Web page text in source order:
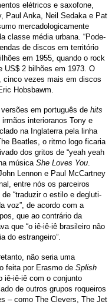
elétricos e saxofone,
Paul Anka, Neil Sedaka e Pat
mercadologicamente
classe média urbana. “Pode-
de discos em território
em 1955, quando o rock
US$ 2 bilhões em 1973. O
cinco vezes mais em discos
Hobsbawm.
em português de hits
interioranos Tony e
na Inglaterra pela linha
Beatles, o ritmo logo ficaria
dos gritos de “yeah yeah
música She Loves You.
Lennon e Paul McCartney
entre nós os parceiros
“traduzir o estilo e degluti-
voz”, de acordo com a
que ao contrário da
que “o iê-iê-iê brasileiro não
do estrangeiro”.
não seria uma
feita por Erasmo de Splish
iê-iê-iê com o conjunto
de outros grupos roqueiros
– como The Clevers, The Jet